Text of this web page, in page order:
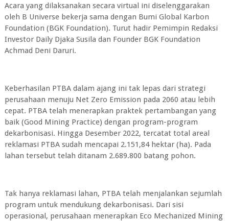
Acara yang dilaksanakan secara virtual ini diselenggarakan
oleh B Universe bekerja sama dengan Bumi Global Karbon
Foundation (BGK Foundation). Turut hadir Pemimpin Redaksi
Investor Daily Djaka Susila dan Founder BGK Foundation
Achmad Deni Daruri.
Keberhasilan PTBA dalam ajang ini tak lepas dari strategi
perusahaan menuju Net Zero Emission pada 2060 atau lebih
cepat. PTBA telah menerapkan praktek pertambangan yang
baik (Good Mining Practice) dengan program-program
dekarbonisasi. Hingga Desember 2022, tercatat total areal
reklamasi PTBA sudah mencapai 2.151,84 hektar (ha). Pada
lahan tersebut telah ditanam 2.689.800 batang pohon.
Tak hanya reklamasi lahan, PTBA telah menjalankan sejumlah
program untuk mendukung dekarbonisasi. Dari sisi
operasional, perusahaan menerapkan Eco Mechanized Mining